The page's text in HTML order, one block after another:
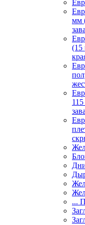
мм
(15
...